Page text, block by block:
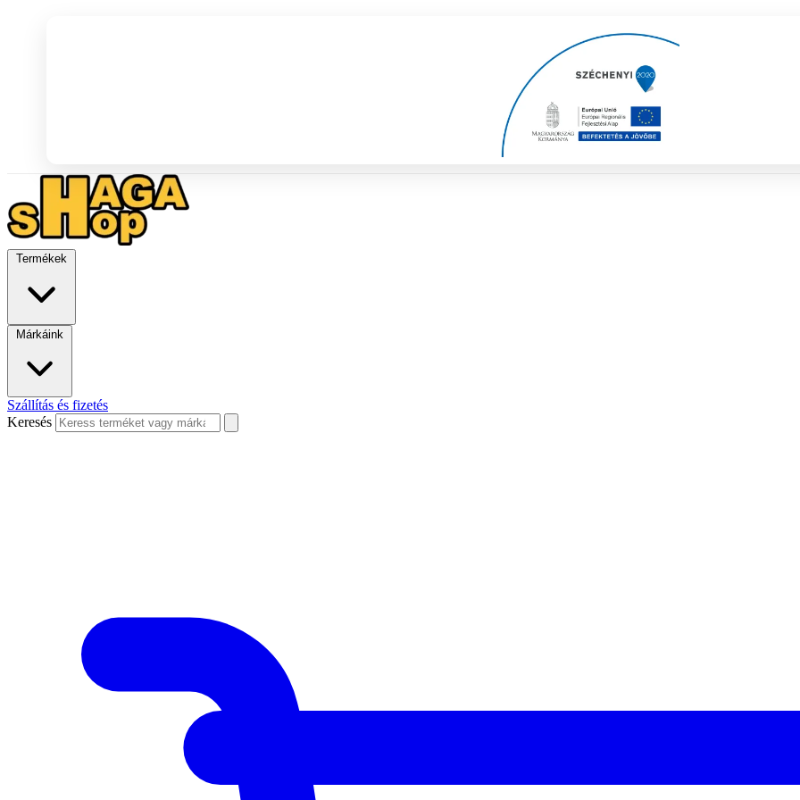
Termékek
Márkáink
Szállítás és fizetés
Keresés